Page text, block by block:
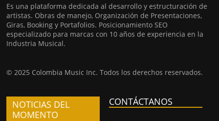
Es una plataforma dedicada al desarrollo y estructuración de
artistas. Obras de manejo, Organización de Presentaciones,
Giras, Booking y Portafolios. Posicionamiento SEO
especializado para marcas con 10 años de experiencia en la
Industria Musical.
© 2025 Colombia Music Inc. Todos los derechos reservados.
NOTICIAS DEL
MOMENTO
CONTÁCTANOS